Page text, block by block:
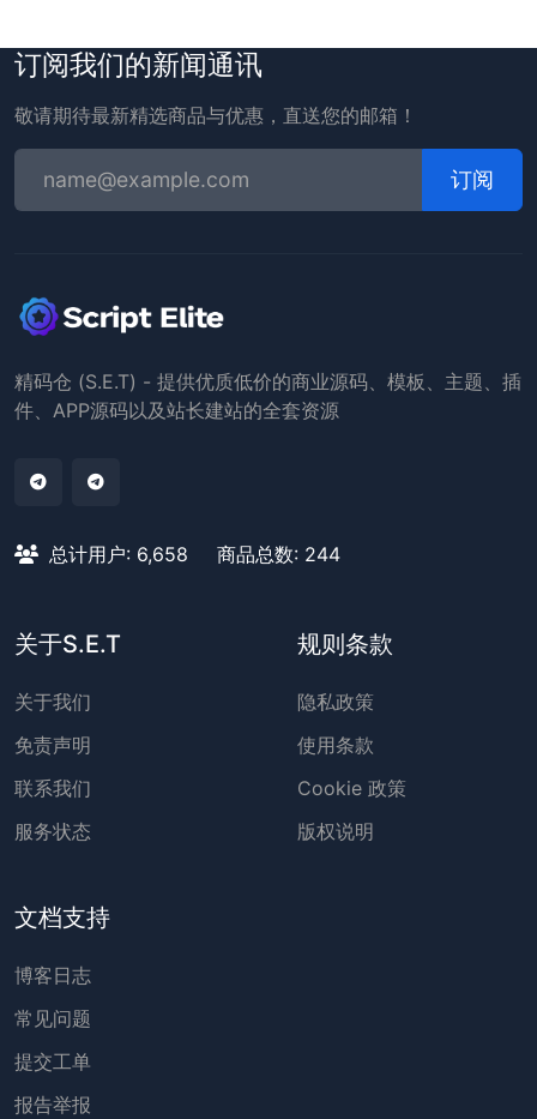
订阅我们的新闻通讯
敬请期待最新精选商品与优惠，直送您的邮箱！
订阅
精码仓 (S.E.T) - 提供优质低价的商业源码、模板、主题、插
件、APP源码以及站长建站的全套资源
总计用户: 6,658 商品总数: 244
关于S.E.T
关于我们
免责声明
联系我们
服务状态
规则条款
隐私政策
使用条款
Cookie 政策
版权说明
文档支持
博客日志
常见问题
提交工单
报告举报